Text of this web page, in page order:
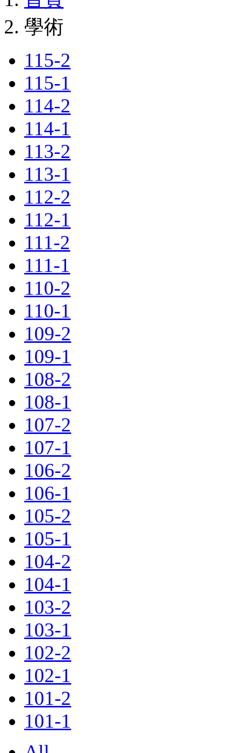
學術
115-2
115-1
114-2
114-1
113-2
113-1
112-2
112-1
111-2
111-1
110-2
110-1
109-2
109-1
108-2
108-1
107-2
107-1
106-2
106-1
105-2
105-1
104-2
104-1
103-2
103-1
102-2
102-1
101-2
101-1